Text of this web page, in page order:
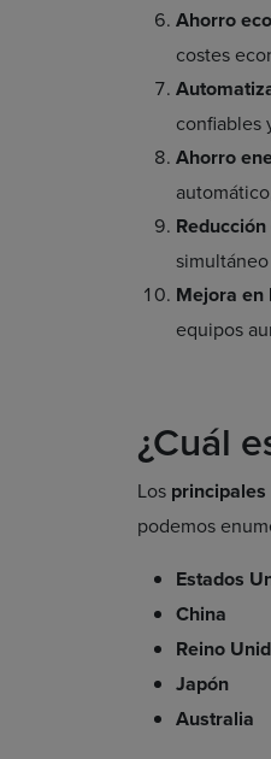
Ahorro
costes
confiables
Ahorro
Mejora en
equipos
¿Cuál
Los principales
podemos
Estados
China
Reino
Japón
Australia